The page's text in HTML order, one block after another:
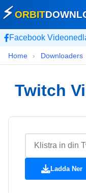
⚡ORBIT
Facebook
Home › Downloaders
Twitch
Ladda Ner